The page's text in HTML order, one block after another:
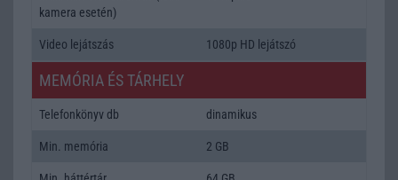
kamera esetén)
Video lejátszás 1080p HD lejátszó
MEMÓRIA ÉS TÁRHELY
Telefonkönyv db dinamikus
Min. memória 2 GB